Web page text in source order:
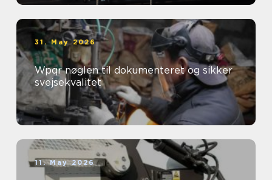
31. May 2026
Wpqr nøglen til dokumenteret og sikker
svejsekvalitet
11. May 2026